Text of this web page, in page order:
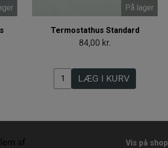
På lager
Termostathus Standard
84,00 kr.
LÆG I KURV
Vis på shop